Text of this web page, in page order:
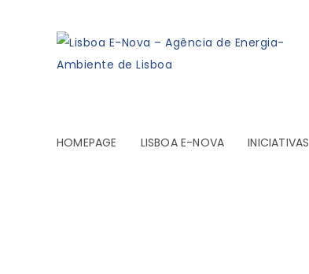
HOMEPAGE LISBOA E-NOVA INICIATIVAS